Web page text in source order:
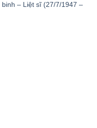
– Liệt sĩ (27/7/1947 –